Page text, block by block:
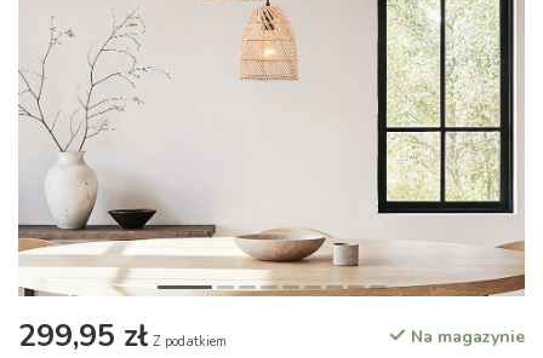
299,95 zł Z podatkiem Na magazynie